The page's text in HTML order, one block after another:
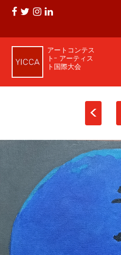
アートコンテス
ト- アーティス
ト国際大会
<